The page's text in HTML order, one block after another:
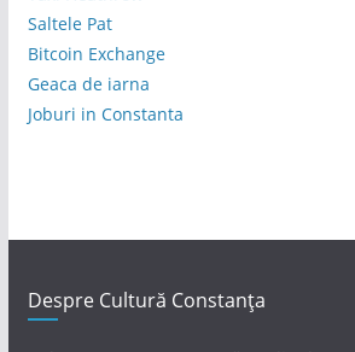
Saltele Pat
Bitcoin Exchange
Geaca de iarna
Joburi in Constanta
Despre Cultură Constanța